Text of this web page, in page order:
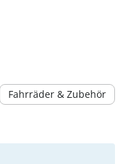
Fahrräder & Zubehör